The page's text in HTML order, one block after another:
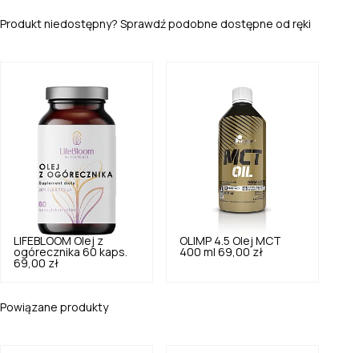
Produkt niedostępny? Sprawdź podobne dostępne od ręki
LIFEBLOOM Olej z
ogórecznika 60 kaps.
69,00 zł
OLIMP 4.5 Olej MCT
400 ml 69,00 zł
Powiązane produkty